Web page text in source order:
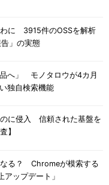
に 3915件のOSSを解析
」の実態
へ」 モノタロウが4カ月
独自検索機能
のに侵入 信頼された基盤を
】
る？ Chromeが模索する
アップデート」